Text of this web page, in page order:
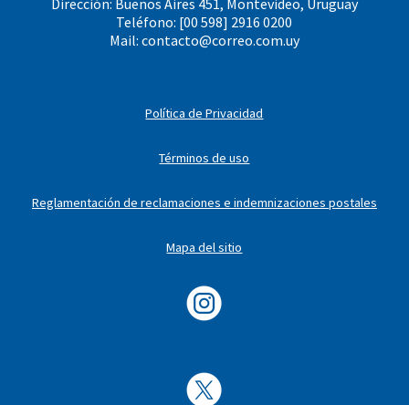
Teléfono: [00 598] 2916 0200
Mail: contacto@correo.com.uy
Política de Privacidad
Términos de uso
Reglamentación de reclamaciones e indemnizaciones postales
Mapa del sitio